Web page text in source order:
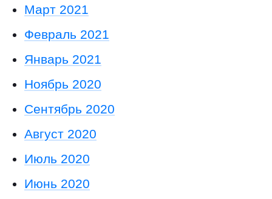
Март 2021
Февраль 2021
Январь 2021
Ноябрь 2020
Сентябрь 2020
Август 2020
Июль 2020
Июнь 2020